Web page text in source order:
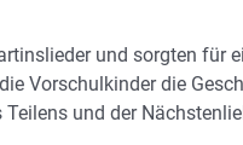
und sorgten für
Vorschulkinder die
und der